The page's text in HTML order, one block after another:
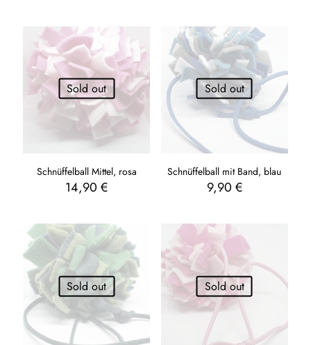
Sold out
Schnüffelball Mittel, rosa
14,90€
Sold out
Schnüffelball mit Band, blau
9,90 €
Sold out Sold out